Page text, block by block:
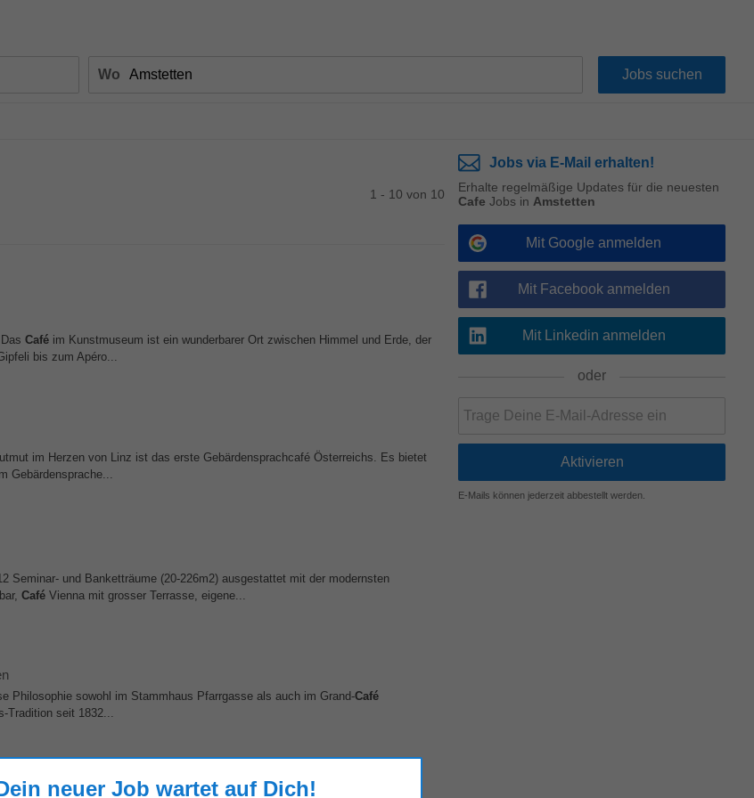
Wo
1 - 10 von 10
Café im Kunstmuseum ist ein wunderbarer Ort zwischen Himmel und Erde, der
bis zum Apéro...
im Herzen von Linz ist das erste Gebärdensprachcafé Österreichs. Es bietet
Gebärdensprache...
Seminar- und Banketträume (20-226m2) ausgestattet mit der modernsten
Café Vienna mit grosser Terrasse, eigene...
Philosophie sowohl im Stammhaus Pfarrgasse als auch im Grand-Café
Tradition seit 1832...
Jobs via E-Mail erhalten!
Erhalte regelmäßige Updates für die neuesten
Cafe Jobs in Amstetten
Mit Google anmelden
Mit Facebook anmelden
Mit Linkedin anmelden
oder
E-Mails können jederzeit abbestellt werden.
neuer Job wartet auf Dich!